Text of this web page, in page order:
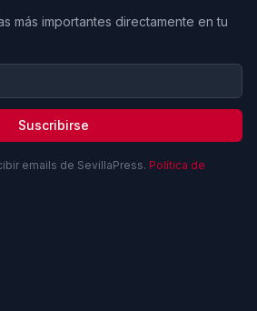
más importantes directamente en tu
Suscribirse
emails de SevillaPress. Política de